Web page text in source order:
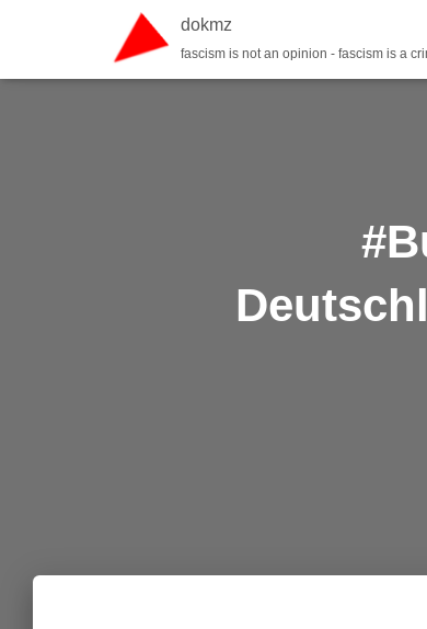
dokmz
fascism is not an opinion - fascism is a